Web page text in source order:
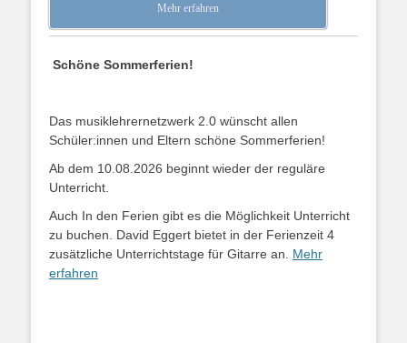
Mehr erfahren
Schöne Sommerferien!
Das musiklehrernetzwerk 2.0 wünscht allen
Schüler:innen und Eltern schöne Sommerferien!
Ab dem 10.08.2026 beginnt wieder der reguläre
Unterricht.
Auch In den Ferien gibt es die Möglichkeit Unterricht
zu buchen. David Eggert bietet in der Ferienzeit 4
zusätzliche Unterrichtstage für Gitarre an. Mehr
erfahren